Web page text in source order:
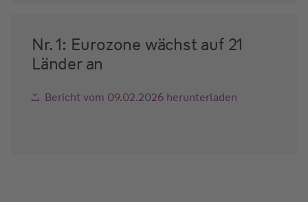
Nr. 1: Eurozone wächst auf 21
Länder an
Bericht vom 09.02.2026 herunterladen